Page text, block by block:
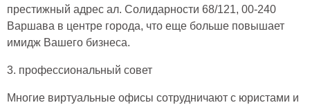
престижный адрес ал. Солидарности 68/121, 00-240
Варшава в центре города, что еще больше повышает
имидж Вашего бизнеса.
3. профессиональный совет
Многие виртуальные офисы сотрудничают с юристами и